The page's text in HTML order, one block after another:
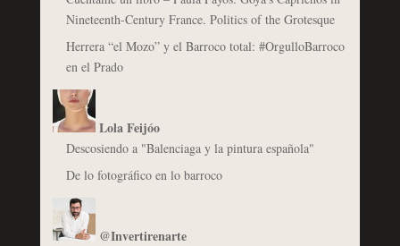
Nineteenth-Century France. Politics of the Grotesque
Herrera “el Mozo” y el Barroco total: #OrgulloBarroco
en el Prado
Lola Feijóo
Descosiendo a "Balenciaga y la pintura española"
De lo fotográfico en lo barroco
@Invertirenarte